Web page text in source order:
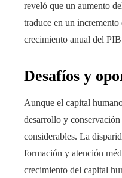
reveló que un aumento
traduce en un
crecimiento anual del
Desafíos y
Aunque el capital
desarrollo y
considerables. La
formación y atención
crecimiento del capital